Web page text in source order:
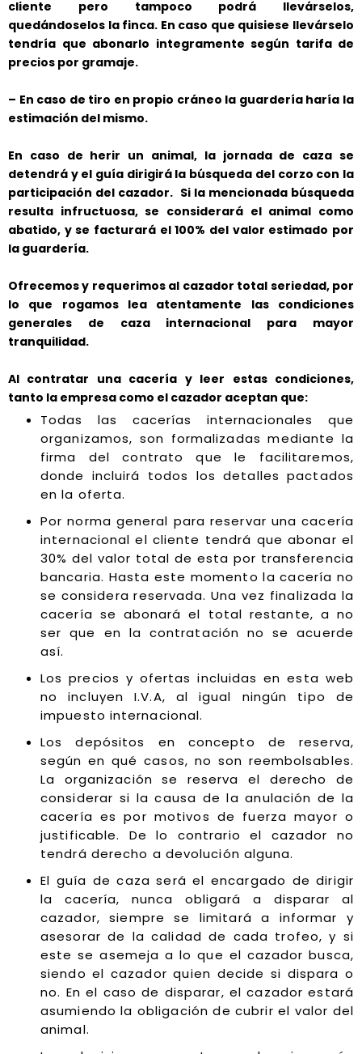
cliente pero tampoco podrá llevárselos,
quedándoselos la finca. En caso que quisiese llevárselo
tendría que abonarlo integramente según tarifa de
precios por gramaje.
– En caso de tiro en propio cráneo la guardería haría la
estimación del mismo.
En caso de herir un animal, la jornada de caza se
detendrá y el guía dirigirá la búsqueda del corzo con la
participación del cazador. Si la mencionada búsqueda
resulta infructuosa, se considerará el animal como
abatido, y se facturará el 100% del valor estimado por
la guardería.
Ofrecemos y requerimos al cazador total seriedad, por
lo que rogamos lea atentamente las condiciones
generales de caza internacional para mayor
tranquilidad.
Al contratar una cacería y leer estas condiciones,
tanto la empresa como el cazador aceptan que:
Todas las cacerías internacionales que
organizamos, son formalizadas mediante la
firma del contrato que le facilitaremos,
donde incluirá todos los detalles pactados
en la oferta.
Por norma general para reservar una cacería
internacional el cliente tendrá que abonar el
30% del valor total de esta por transferencia
bancaria. Hasta este momento la cacería no
se considera reservada. Una vez finalizada la
cacería se abonará el total restante, a no
ser que en la contratación no se acuerde
así.
Los precios y ofertas incluidas en esta web
no incluyen I.V.A, al igual ningún tipo de
impuesto internacional.
Los depósitos en concepto de reserva,
según en qué casos, no son reembolsables.
La organización se reserva el derecho de
considerar si la causa de la anulación de la
cacería es por motivos de fuerza mayor o
justificable. De lo contrario el cazador no
tendrá derecho a devolución alguna.
El guía de caza será el encargado de dirigir
la cacería, nunca obligará a disparar al
cazador, siempre se limitará a informar y
asesorar de la calidad de cada trofeo, y si
este se asemeja a lo que el cazador busca,
siendo el cazador quien decide si dispara o
no. En el caso de disparar, el cazador estará
asumiendo la obligación de cubrir el valor del
animal.